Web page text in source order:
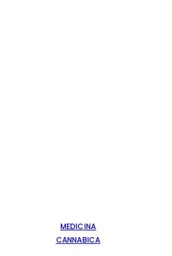
MEDICINA
CANNABICA